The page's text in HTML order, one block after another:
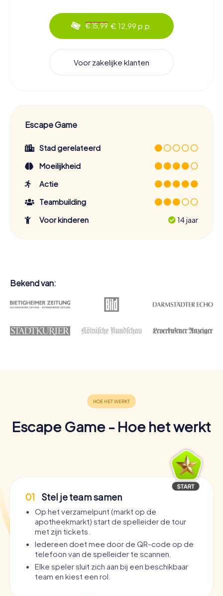
€ 15,99 € 12,99 p.p.
Voor zakelijke klanten
Escape Game
Stad gerelateerd
Moeilijkheid
Actie
Teambuilding
Voor kinderen
14 jaar
Bekend van:
Escape Game - Hoe het werkt
01 Stel je team samen
Op het verzamelpunt (markt op de
apotheekmarkt) start de spelleider de tour
met zijn tickets.
Iedereen doet mee door de QR-code op de
telefoon van de spelleider te scannen.
Elke speler sluit zich aan bij een beschikbaar
team en kiest een rol.